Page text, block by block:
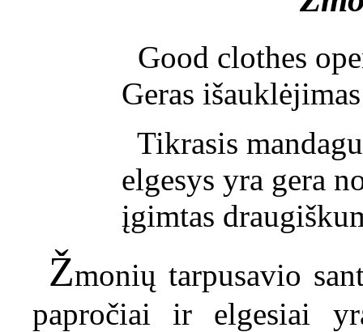
Good clothes
Geras išauklėjimas
Tikrasis
elgesys yra gera
įgimtas
Žmonių tarpusavio
papročiai ir elgesiai